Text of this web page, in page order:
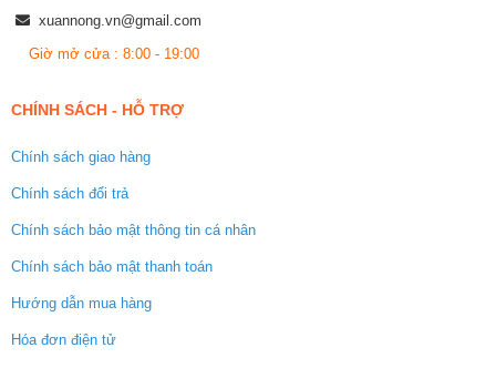
xuannong.vn@gmail.com
Giờ mở cửa : 8:00 - 19:00
CHÍNH SÁCH - HỖ TRỢ
Chính sách giao hàng
Chính sách đổi trả
Chính sách bảo mật thông tin cá nhân
Chính sách bảo mật thanh toán
Hướng dẫn mua hàng
Hóa đơn điện tử